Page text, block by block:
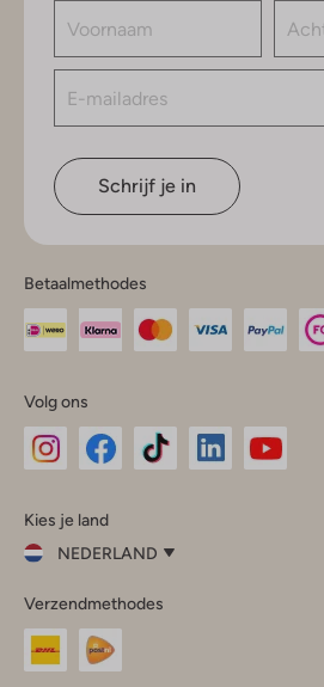
Schrijf je in
Betaalmethodes
Volg ons
InstagramFacebook
Kies je land
NEDERLAND
je
land
Nederland
Verzendmethodes